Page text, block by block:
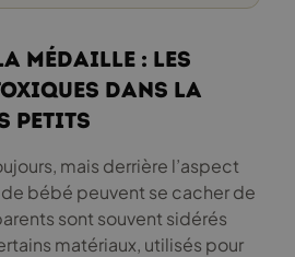
médaille : les
dans la
petits
mais derrière l’aspect
bébé peuvent se cacher de
sont souvent sidérés
matériaux, utilisés pour